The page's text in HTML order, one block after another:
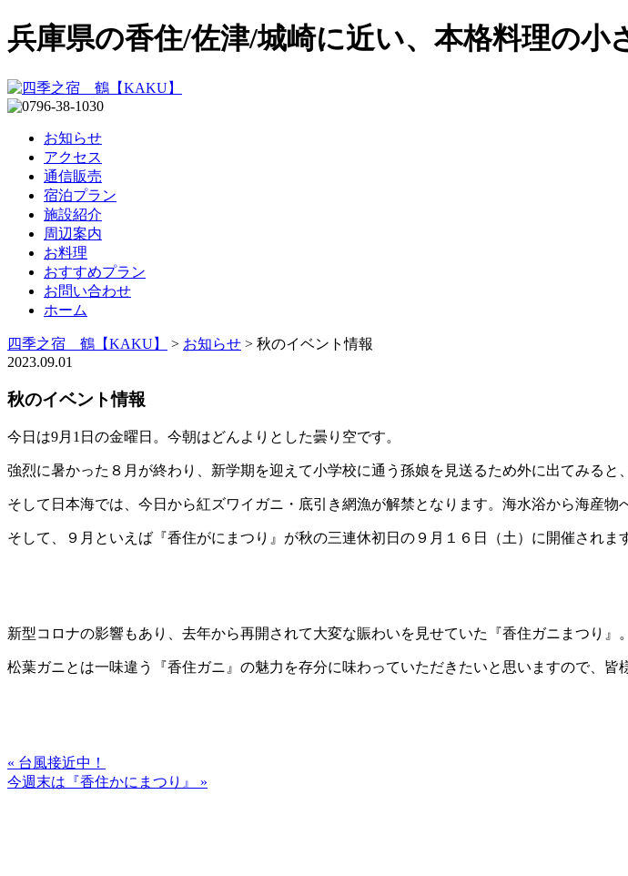
兵庫県の香住/佐津/城崎に近い、本格料理の小
お知らせ
アクセス
通信販売
宿泊プラン
施設紹介
周辺案内
お料理
おすすめプラン
お問い合わせ
ホーム
四季之宿 鶴【KAKU】 > お知らせ > 秋のイベント情報
2023.09.01
秋のイベント情報
今日は9月1日の金曜日。今朝はどんよりとした曇り空です。
強烈に暑かった８月が終わり、新学期を迎えて小学校に通う孫娘を見送るため外に出てみると
そして日本海では、今日から紅ズワイガニ・底引き網漁が解禁となります。海水浴から海産物
そして、９月といえば『香住がにまつり』が秋の三連休初日の９月１６日（土）に開催されま
新型コロナの影響もあり、去年から再開されて大変な賑わいを見せていた『香住ガニまつり』
松葉ガニとは一味違う『香住ガニ』の魅力を存分に味わっていただきたいと思いますので、皆
« 台風接近中！
今週末は『香住かにまつり』 »